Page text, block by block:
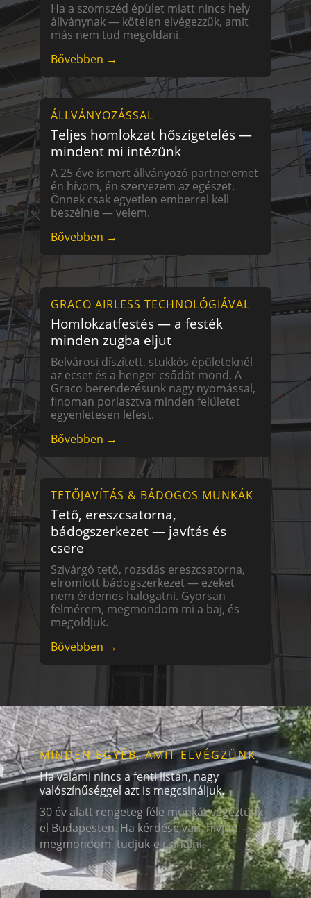
Ha a szomszéd épület miatt nincs hely
állványnak — kötélen elvégezzük, amit
más nem tud megoldani.
Bővebben →
ÁLLVÁNYOZÁSSAL
Teljes homlokzat hőszigetelés —
mindent mi intézünk
A 25 éve ismert állványozó partneremet
én hívom, én szervezem az egészet.
Önnek csak egyetlen emberrel kell
beszélnie — velem.
Bővebben →
GRACO AIRLESS TECHNOLÓGIÁVAL
Homlokzatfestés — a festék
minden zugba eljut
Belvárosi díszített, stukkós épületeknél
az ecset és a henger csődöt mond. A
Graco berendezésünk nagy nyomással,
finoman porlasztva minden felületet
egyenletesen lefest.
Bővebben →
TETŐJAVÍTÁS & BÁDOGOS MUNKÁK
Tető, ereszcsatorna,
bádogszerkezet — javítás és
csere
Szivárgó tető, rozsdás ereszcsatorna,
elromlott bádogszerkezet — ezeket
nem érdemes halogatni. Gyorsan
felmérem, megmondom mi a baj, és
megoldjuk.
Bővebben →
MINDEN EGYÉB, AMIT ELVÉGZÜNK
Ha valami nincs a fenti listán, nagy
valószínűséggel azt is megcsináljuk.
30 év alatt rengeteg féle munkát végeztünk
el Budapesten. Ha kérdése van, hívjon —
megmondom, tudjuk-e csinálni.